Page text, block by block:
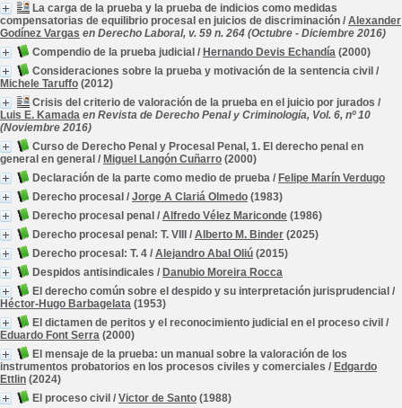
La carga de la prueba y la prueba de indicios como medidas
compensatorias de equilibrio procesal en juicios de discriminación / Alexander
Godínez Vargas en Derecho Laboral, v. 59 n. 264 (Octubre - Diciembre 2016)
Compendio de la prueba judicial / Hernando Devis Echandía (2000)
Consideraciones sobre la prueba y motivación de la sentencia civil /
Michele Taruffo (2012)
Crisis del criterio de valoración de la prueba en el juicio por jurados /
Luis E. Kamada en Revista de Derecho Penal y Criminología, Vol. 6, nº 10
(Noviembre 2016)
Curso de Derecho Penal y Procesal Penal, 1. El derecho penal en
general en general / Miguel Langón Cuñarro (2000)
Declaración de la parte como medio de prueba / Felipe Marín Verdugo
Derecho procesal / Jorge A Clariá Olmedo (1983)
Derecho procesal penal / Alfredo Vélez Mariconde (1986)
Derecho procesal penal: T. VIII
/ Alberto M. Binder (2025)
Derecho procesal: T. 4 / Alejandro Abal Oliú (2015)
Despidos antisindicales / Danubio Moreira Rocca
El derecho común sobre el despido y su interpretación jurisprudencial /
Héctor-Hugo Barbagelata (1953)
El dictamen de peritos y el reconocimiento judicial en el proceso civil /
Eduardo Font Serra (2000)
El mensaje de la prueba: un manual sobre la valoración de los
instrumentos probatorios en los procesos civiles y comerciales / Edgardo
Ettlin (2024)
El proceso civil / Victor de Santo (1988)